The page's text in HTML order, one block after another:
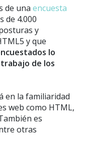
de una encuesta
de 4.000
y
y que
lo
de los
en la familiaridad
web como HTML,
es
otras